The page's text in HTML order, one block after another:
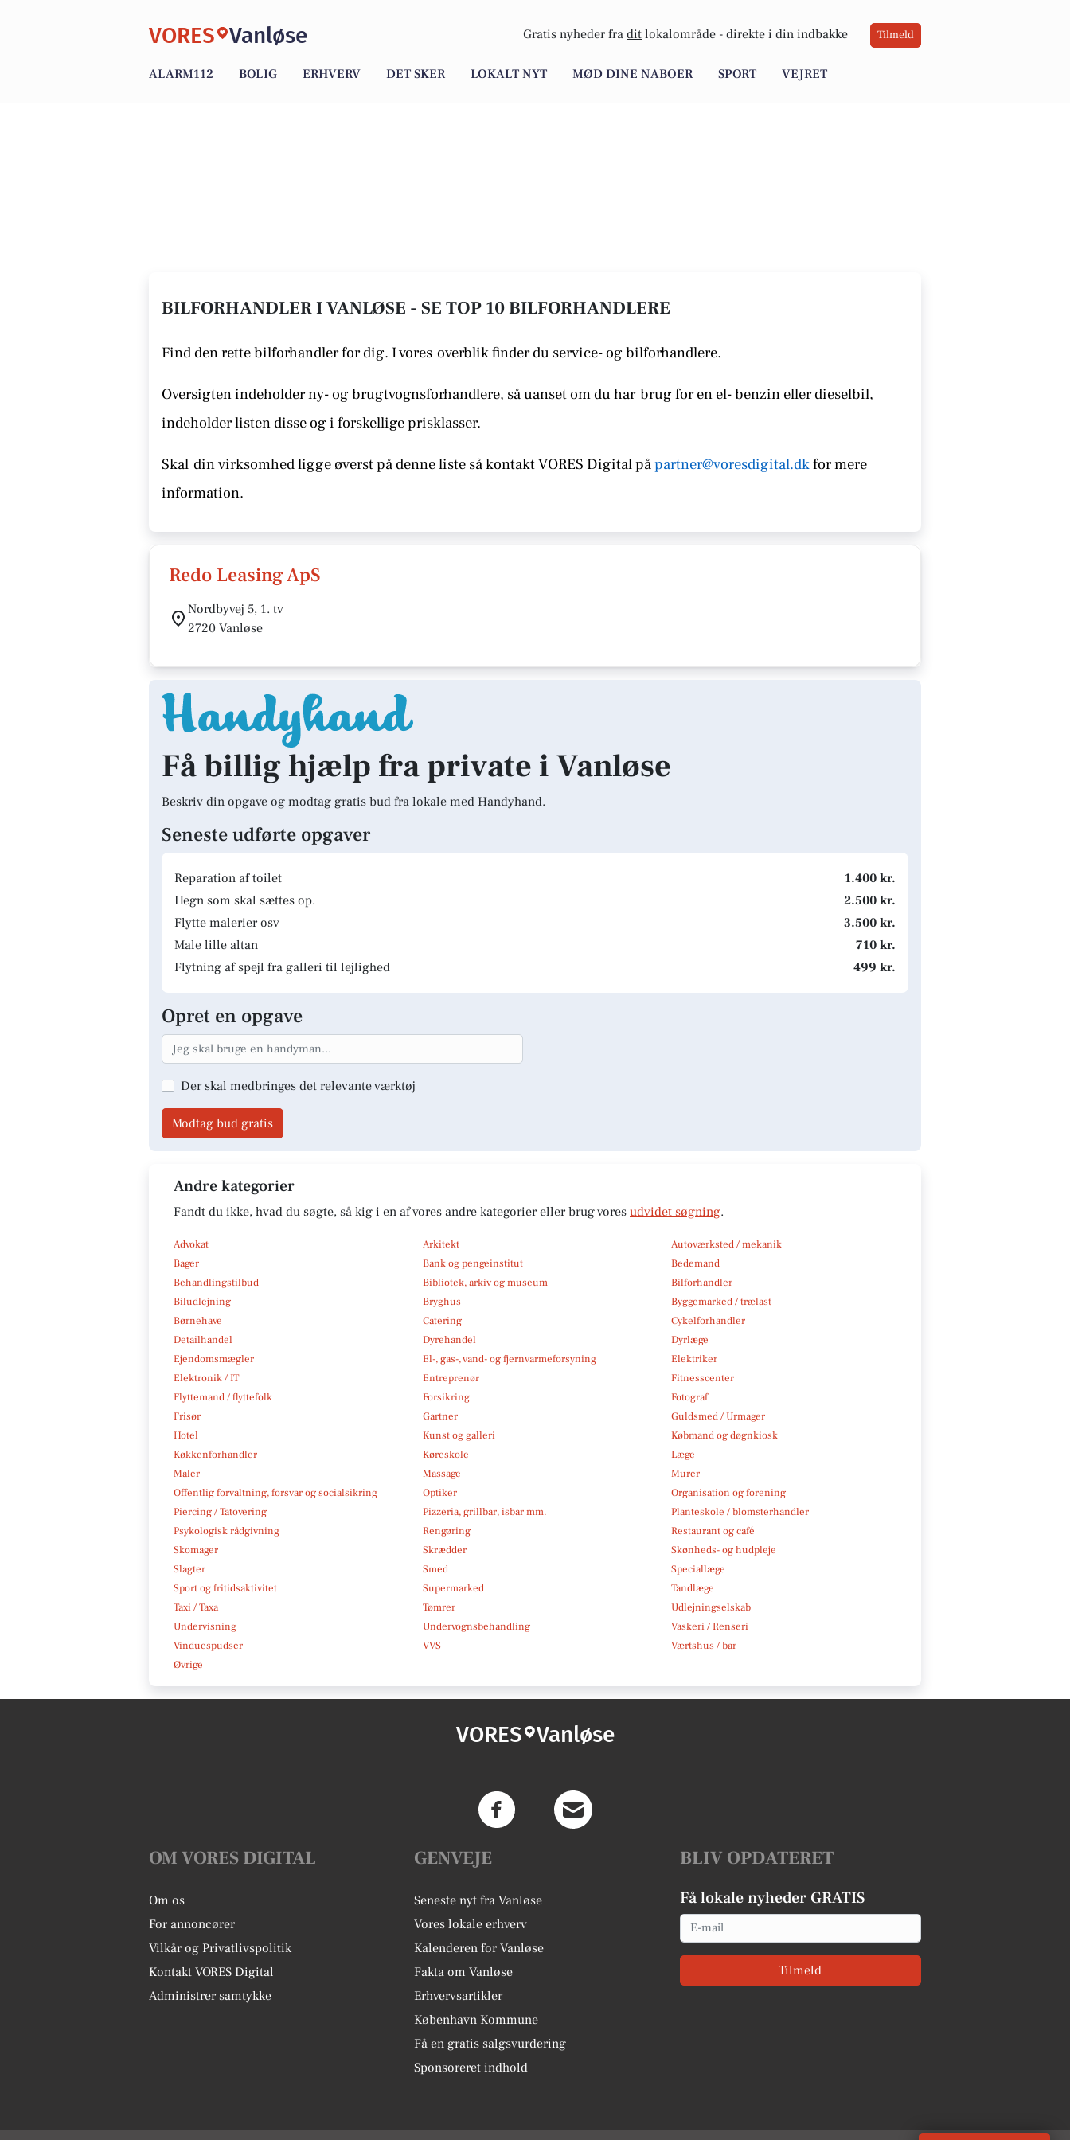
VORES Vanløse Gratis nyheder fra dit lokalområde - direkte i din indbakke Tilmeld
ALARM112 BOLIG ERHVERV DET SKER LOKALT NYT MØD DINE NABOER SPORT VEJRET
BILFORHANDLER I VANLØSE - SE TOP 10 BILFORHANDLERE
Find den rette bilforhandler for dig. I vores overblik finder du service- og bilforhandlere.
Oversigten indeholder ny- og brugtvognsforhandlere, så uanset om du har brug for en el- benzin eller dieselbil,
indeholder listen disseog i forskellige prisklasser.
Skal din virksomhed ligge øverst på denne liste så kontaktVORES Digital påpartner@voresdigital.dkfor mere
information.
Redo Leasing ApS
Nordbyvej 5, 1. tv
2720 Vanløse
Få billig hjælp fra private i Vanløse
Beskriv din opgave og modtag gratis bud fra lokale med Handyhand.
Seneste udførte opgaver
Reparation af toilet
1.400 kr.
Hegn som skal sættes op.
2.500 kr.
Flytte malerier osv
3.500 kr.
Male lille altan
710 kr.
Flytning af spejl fra galleri til lejlighed
499 kr.
Opret en opgave
Der skal medbringes det relevante værktøj
Modtag bud gratis
Andre kategorier
Fandt du ikke, hvad du søgte, så kig i en af vores andre kategorier eller brug vores udvidet søgning.
Advokat Arkitekt
Autoværksted / mekanik
Bager
Bank og pengeinstitut
Bedemand
Behandlingstilbud
Bibliotek, arkiv og museum
Bilforhandler
Biludlejning
Bryghus
Byggemarked / trælast
Børnehave
Catering
Cykelforhandler
Detailhandel
Dyrehandel
Dyrlæge
Ejendomsmægler
El-, gas-, vand- og fjernvarmeforsyning
Elektriker
Elektronik / IT
Entreprenør
Fitnesscenter
Flyttemand / flyttefolk
Forsikring
Fotograf
Frisør
Gartner
Guldsmed / Urmager
Hotel
Kunst og galleri
Købmand og døgnkiosk
Køkkenforhandler
Køreskole
Læge
Maler
Massage
Murer
Offentlig forvaltning, forsvar og socialsikring
Optiker
Organisation og forening
Piercing / Tatovering
Pizzeria, grillbar, isbar mm.
Planteskole / blomsterhandler
Psykologisk rådgivning
Rengøring
Restaurant og café
Skomager
Skrædder
Skønheds- og hudpleje
Slagter
Smed
Speciallæge
Sport og fritidsaktivitet
Supermarked
Tandlæge
Taxi / Taxa
Tømrer
Udlejningselskab
Undervisning
Undervognsbehandling
Vaskeri / Renseri
Vinduespudser
VVS
Værtshus / bar
Øvrige
VORES Vanløse
OM VORES DIGITAL
Om os
For annoncører
Vilkår og Privatlivspolitik
Kontakt VORES Digital
Administrer samtykke
GENVEJE
Seneste nyt fra Vanløse
Vores lokale erhverv
Kalenderen for Vanløse
Fakta om Vanløse
Erhvervsartikler
København Kommune
Få en gratis salgsvurdering
Sponsoreret indhold
BLIV OPDATERET
Få lokale nyheder GRATIS
Email
Tilmeld